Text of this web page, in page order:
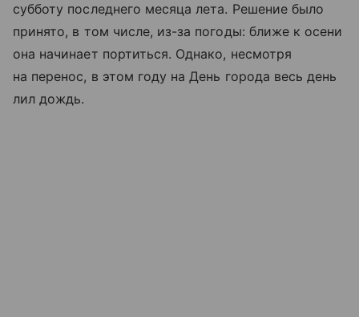
субботу последнего месяца лета. Решение было
принято, в том числе, из-за погоды: ближе к осени
она начинает портиться. Однако, несмотря
на перенос, в этом году на День города весь день
лил дождь.